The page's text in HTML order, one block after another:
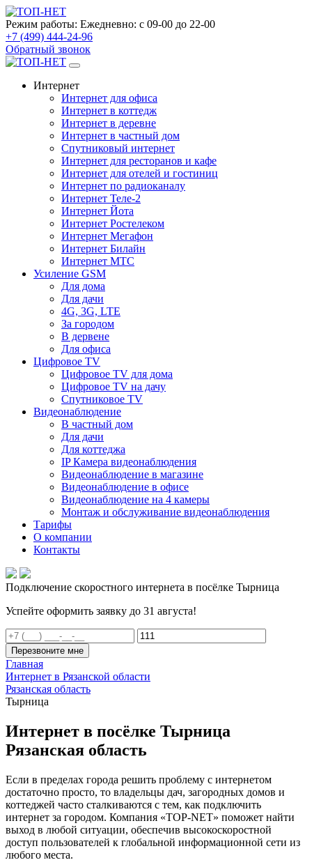
Режим работы: Ежедневно: с 09-00 до 22-00
+7 (499) 444-24-96
Обратный звонок
Интернет
Интернет для офиса
Интернет в коттедж
Интернет в деревне
Интернет в частный дом
Спутниковый интернет
Интернет для ресторанов и кафе
Интернет для отелей и гостиниц
Интернет по радиоканалу
Интернет Теле-2
Интернет Йота
Интернет Ростелеком
Интернет Мегафон
Интернет Билайн
Интернет МТС
Усиление GSM
Для дома
Для дачи
4G, 3G, LTE
За городом
В дервене
Для офиса
Цифровое TV
Цифровое TV для дома
Цифровое TV на дачу
Спутниковое TV
Видеонаблюдение
В частный дом
Для дачи
Для коттеджа
IP Камера видеонаблюдения
Видеонаблюдение в магазине
Видеонаблюдение в офисе
Видеонаблюдение на 4 камеры
Монтаж и обслуживание видеонаблюдения
Тарифы
О компании
Контакты
Подключение скоростного интернета в посёлке Тырница
Успейте оформить заявку до 31 августа!
Перезвоните мне
Главная
Интернет в Рязанской области
Рязанская область
Тырница
Интернет в посёлке Тырница
Рязанская область
Если в пределах города решить проблему с интернетом
достаточно просто, то владельцы дач, загородных домов и
коттеджей часто сталкиваются с тем, как подключить
интернет за городом. Компания «TOP-NET» поможет найти
выход в любой ситуации, обеспечив высокоскоростной
доступ пользователей к глобальной информационной сети из
любого места.